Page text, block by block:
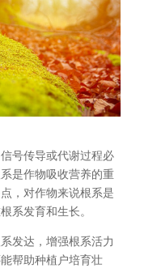
号传导或代谢过程必
是作物吸收营养的重
，对作物来说根系是
系发育和生长。
发达，增强根系活力
帮助种植户培育壮